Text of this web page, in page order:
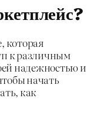
которая
к различным
надежностью и
начать
как